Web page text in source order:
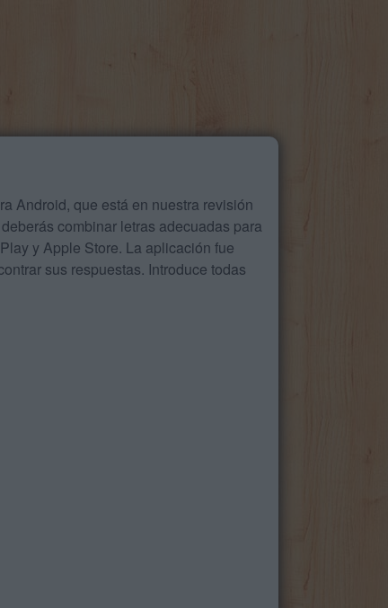
Android, que está en nuestra revisión
combinar letras adecuadas para
y Apple Store. La aplicación fue
sus respuestas. Introduce todas